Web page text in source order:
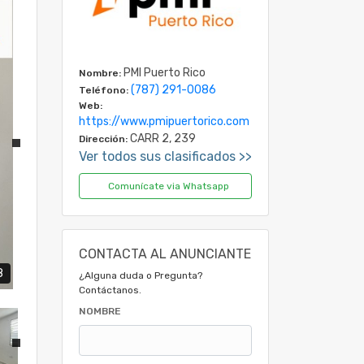
Nombre: PMI Puerto Rico
Teléfono: (787) 291-0086
Web:
https://www.pmipuertorico.com
Dirección: CARR 2, 239
Ver todos sus clasificados >>
Comunícate via Whatsapp
CONTACTA AL ANUNCIANTE
¿Alguna duda o Pregunta?
Contáctanos.
NOMBRE